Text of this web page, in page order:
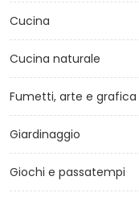
Cucina
Cucina naturale
Fumetti, arte e grafica
Giardinaggio
Giochi e passatempi